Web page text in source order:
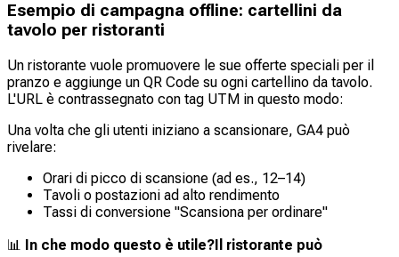
Esempio di campagna offline: cartellini da
tavolo per ristoranti
Un ristorante vuole promuovere le sue offerte speciali per il
pranzo e aggiunge un QR Code su ogni cartellino da tavolo.
L'URL è contrassegnato con tag UTM in questo modo:
Una volta che gli utenti iniziano a scansionare, GA4 può
rivelare:
Orari di picco di scansione (ad es., 12–14)
Tavoli o postazioni ad alto rendimento
Tassi di conversione "Scansiona per ordinare"
📊 In che modo questo è utile?Il ristorante può